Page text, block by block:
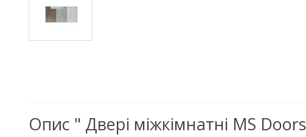
Опис " Двері міжкімнатні MS